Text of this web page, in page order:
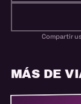
Compartir
MÁS DE